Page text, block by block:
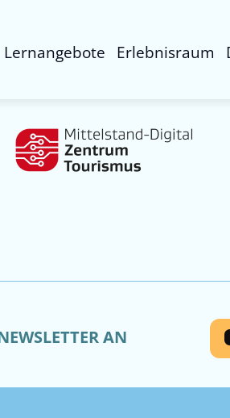
Lernangebote Erlebnisraum
AN